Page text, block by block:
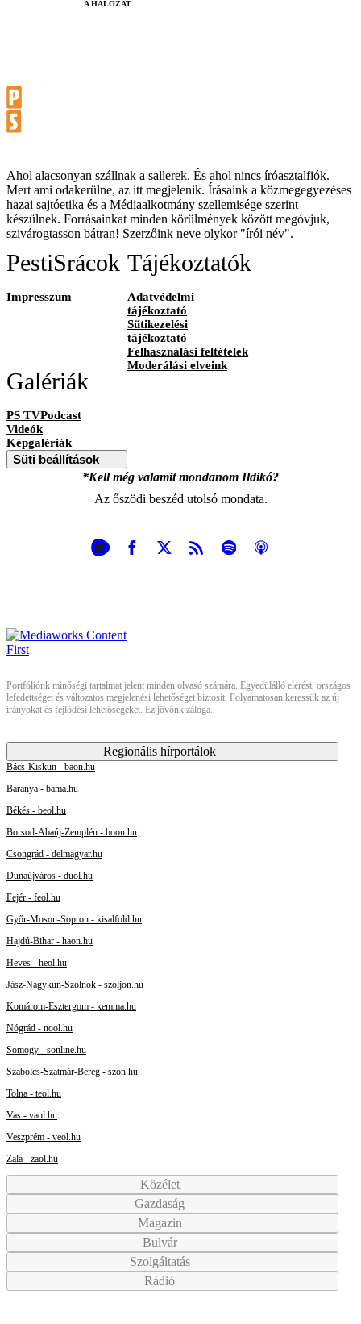
A HÁLÓZAT
Ahol alacsonyan szállnak a sallerek. És ahol nincs íróasztalfiók.
Mert ami odakerülne, az itt megjelenik. Írásaink a közmegegyezéses
hazai sajtóetika és a Médiaalkotmány szellemisége szerint
készülnek. Forrásainkat minden körülmények között megóvjuk,
szivárogtasson bátran! Szerzőink neve olykor "írói név".
PestiSrácok
Impresszum
Tájékoztatók
Adatvédelmi
tájékoztató
Sütikezelési
tájékoztató
Felhasználási feltételek
Moderálási elveink
Galériák
PS TVPodcast
Videók
Képgalériák
Süti beállítások
*Kell még valamit mondanom Ildikó?
Az őszödi beszéd utolsó mondata.
Portfóliónk minőségi tartalmat jelent minden olvasó számára. Egyedülálló elérést, országos
lefedettséget és változatos megjelenési lehetőséget biztosít. Folyamatosan keressük az új
irányokat és fejlődési lehetőségeket. Ez jövőnk záloga.
Regionális hírportálok
Bács-Kiskun - baon.hu
Baranya - bama.hu
Békés - beol.hu
Borsod-Abaúj-Zemplén - boon.hu
Csongrád - delmagyar.hu
Dunaújváros - duol.hu
Fejér - feol.hu
Győr-Moson-Sopron - kisalfold.hu
Hajdú-Bihar - haon.hu
Heves - heol.hu
Jász-Nagykun-Szolnok - szoljon.hu
Komárom-Esztergom - kemma.hu
Nógrád - nool.hu
Somogy - sonline.hu
Szabolcs-Szatmár-Bereg - szon.hu
Tolna - teol.hu
Vas - vaol.hu
Veszprém - veol.hu
Zala - zaol.hu
Közélet
Gazdaság
Magazin
Bulvár
Szolgáltatás
Rádió